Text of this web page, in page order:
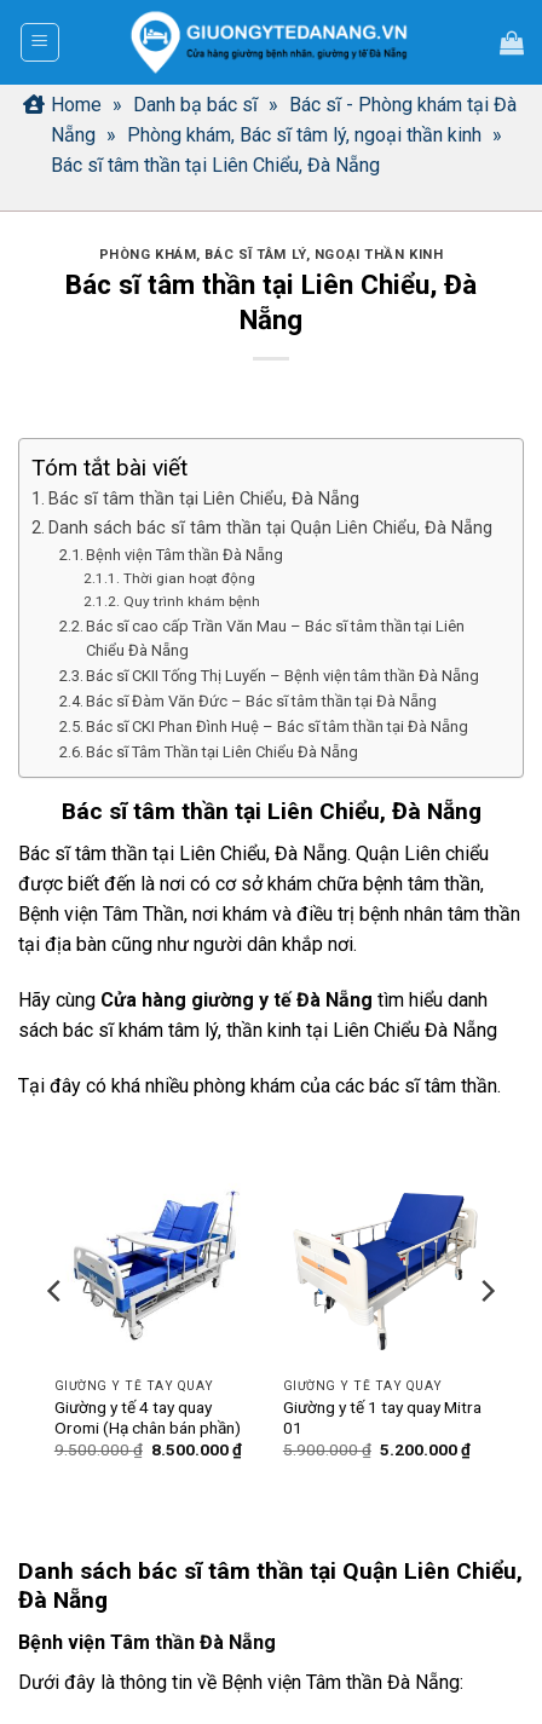
dung Home » Danh bạ bác sĩ » Bác sĩ - Phòng khám tại Đà
Nẵng » Phòng khám, Bác sĩ tâm lý, ngoại thần kinh »
Bác sĩ tâm thần tại Liên Chiểu, Đà Nẵng
PHÒNG KHÁM, BÁC SĨ TÂM LÝ, NGOẠI THẦN KINH
Bác sĩ tâm thần tại Liên Chiểu, Đà
Nẵng
Tóm tắt bài viết
Bác sĩ tâm thần tại Liên Chiểu, Đà Nẵng
Danh sách bác sĩ tâm thần tại Quận Liên Chiểu, Đà Nẵng
Bệnh viện Tâm thần Đà Nẵng
Thời gian hoạt động
Quy trình khám bệnh
Bác sĩ cao cấp Trần Văn Mau – Bác sĩ tâm thần tại Liên
Chiểu Đà Nẵng
Bác sĩ CKII Tống Thị Luyến – Bệnh viện tâm thần Đà Nẵng
Bác sĩ Đàm Văn Đức – Bác sĩ tâm thần tại Đà Nẵng
Bác sĩ CKI Phan Đình Huệ – Bác sĩ tâm thần tại Đà Nẵng
Bác sĩ Tâm Thần tại Liên Chiểu Đà Nẵng
Bác sĩ tâm thần tại Liên Chiểu, Đà Nẵng
Bác sĩ tâm thần tại Liên Chiểu, Đà Nẵng. Quận Liên chiểu
được biết đến là nơi có cơ sở khám chữa bệnh tâm thần,
Bệnh viện Tâm Thần, nơi khám và điều trị bệnh nhân tâm thần
tại địa bàn cũng như người dân khắp nơi.
Hãy cùng Cửa hàng giường y tế Đà Nẵng tìm hiểu danh
sách bác sĩ khám tâm lý, thần kinh tại Liên Chiểu Đà Nẵng
Tại đây có khá nhiều phòng khám của các bác sĩ tâm thần.
GIƯỜNG Y TẾ TAY QUAY
Giường y tế 4 tay quay
Oromi (Hạ chân bán phần)
9.500.000₫ Giá
8.500.000₫Giá
hiện
GIƯỜNG Y TẾ TAY QUAY
Giường y tế 1 tay quay Mitra
01
5.900.000₫ Giá
5.200.000₫Giá
hiện
Danh sách bác sĩ tâm thần tại Quận Liên Chiểu,
Đà Nẵng
Bệnh viện Tâm thần Đà Nẵng
Dưới đây là thông tin về Bệnh viện Tâm thần Đà Nẵng: